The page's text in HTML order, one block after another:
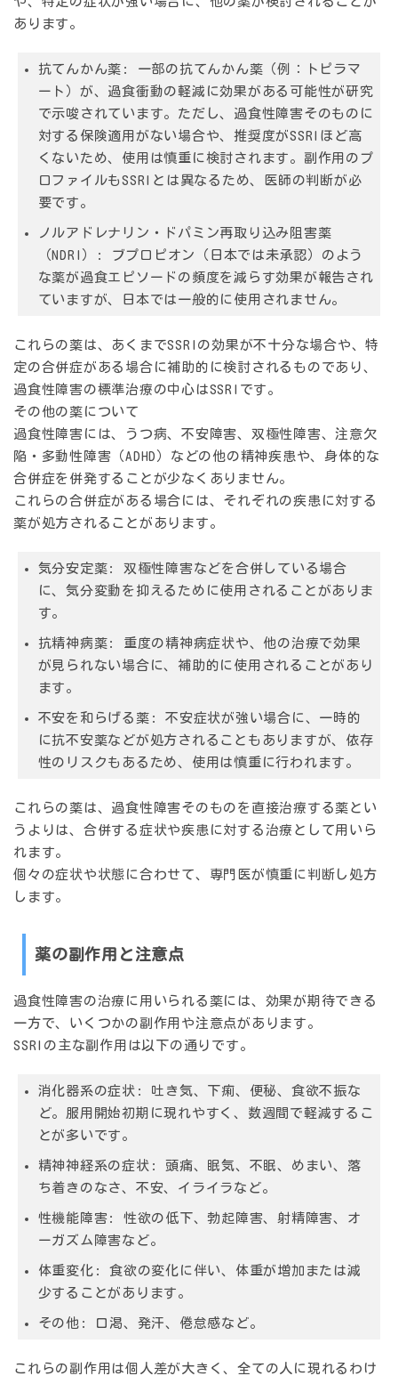
あります。
抗てんかん薬:
一部の抗てんかん薬（例：トピラマ
ート）が、過食衝動の軽減に効果がある可能性が研究
で示唆されています。ただし、過食性障害そのものに
対する保険適用がない場合や、推奨度がSSRIほど高
くないため、使用は慎重に検討されます。副作用のプ
ロファイルもSSRIとは異なるため、医師の判断が必
要です。
ノルアドレナリン・ドパミン再取り込み阻害薬
（NDRI）:
ブプロピオン（日本では未承認）のよう
な薬が過食エピソードの頻度を減らす効果が報告され
ていますが、日本では一般的に使用されません。
これらの薬は、あくまでSSRIの効果が不十分な場合や、特
定の合併症がある場合に補助的に検討されるものであり、
過食性障害の標準治療の中心はSSRIです。
その他の薬について
過食性障害には、うつ病、不安障害、双極性障害、注意欠
陥・多動性障害（ADHD）などの他の精神疾患や、身体的な
合併症を併発することが少なくありません。
これらの合併症がある場合には、それぞれの疾患に対する
薬が処方されることがあります。
気分安定薬:
双極性障害などを合併している場合
に、気分変動を抑えるために使用されることがありま
す。
抗精神病薬:
重度の精神病症状や、他の治療で効果
が見られない場合に、補助的に使用されることがあり
ます。
不安を和らげる薬:
不安症状が強い場合に、一時的
に抗不安薬などが処方されることもありますが、依存
性のリスクもあるため、使用は慎重に行われます。
これらの薬は、過食性障害そのものを直接治療する薬とい
うよりは、合併する症状や疾患に対する治療として用いら
れます。
個々の症状や状態に合わせて、専門医が慎重に判断し処方
します。
薬の副作用と注意点
過食性障害の治療に用いられる薬には、効果が期待できる
一方で、いくつかの副作用や注意点があります。
SSRIの主な副作用は以下の通りです。
消化器系の症状:
吐き気、下痢、便秘、食欲不振な
ど。服用開始初期に現れやすく、数週間で軽減するこ
とが多いです。
精神神経系の症状:
頭痛、眠気、不眠、めまい、落
ち着きのなさ、不安、イライラなど。
性機能障害:
性欲の低下、勃起障害、射精障害、オ
ーガズム障害など。
体重変化:
食欲の変化に伴い、体重が増加または減
少することがあります。
その他: 口渇、発汗、倦怠感など。
これらの副作用は個人差が大きく、全ての人に現れるわけ